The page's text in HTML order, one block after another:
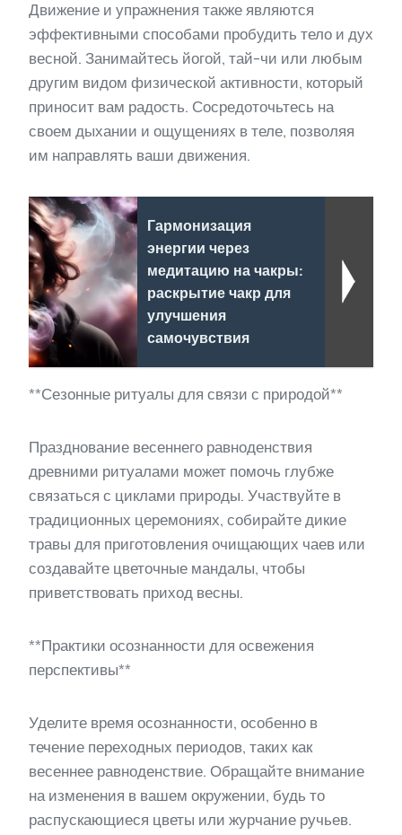
Движение и упражнения также являются
эффективными способами пробудить тело и дух
весной. Занимайтесь йогой, тай-чи или любым
другим видом физической активности, который
приносит вам радость. Сосредоточьтесь на
своем дыхании и ощущениях в теле, позволяя
им направлять ваши движения.
Гармонизация
энергии через
медитацию на чакры:
раскрытие чакр для
улучшения
самочувствия
**Сезонные ритуалы для связи с природой**
Празднование весеннего равноденствия
древними ритуалами может помочь глубже
связаться с циклами природы. Участвуйте в
традиционных церемониях, собирайте дикие
травы для приготовления очищающих чаев или
создавайте цветочные мандалы, чтобы
приветствовать приход весны.
**Практики осознанности для освежения
перспективы**
Уделите время осознанности, особенно в
течение переходных периодов, таких как
весеннее равноденствие. Обращайте внимание
на изменения в вашем окружении, будь то
распускающиеся цветы или журчание ручьев.